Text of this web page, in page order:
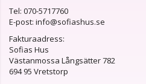
Tel: 070-5717760
E-post: info@sofiashus.se
Fakturaadress:
Sofias Hus
Västanmossa Långsätter 782
694 95 Vretstorp